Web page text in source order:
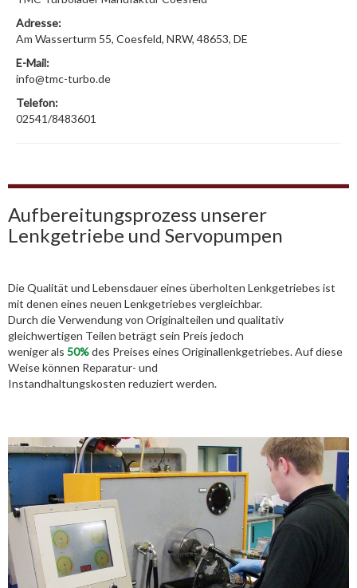
Adresse:
Am Wasserturm 55, Coesfeld, NRW, 48653, DE
E-Mail:
info@tmc-turbo.de
Telefon:
02541/8483601
Aufbereitungsprozess unserer
Lenkgetriebe und Servopumpen
Die Qualität und Lebensdauer eines überholten Lenkgetriebes ist
mit denen eines neuen Lenkgetriebes vergleichbar.
Durch die Verwendung von Originalteilen und qualitativ
gleichwertigen Teilen beträgt sein Preis jedoch
weniger als 50%des Preises eines Originallenkgetriebes. Auf diese
Weise können Reparatur- und
Instandhaltungskosten reduziert werden.